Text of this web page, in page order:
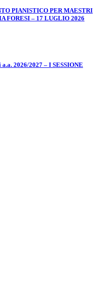
PIANISTICO PER MAESTRI
FORESI – 17 LUGLIO 2026
2026/2027 – I SESSIONE